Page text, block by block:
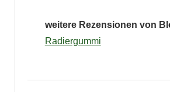
weitere Rezensionen von
Radiergummi